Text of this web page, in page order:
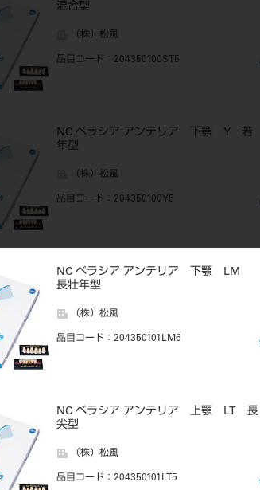
混合型
（株）松風
品目コード ：204350100ST5
NC ベラシア アンテリア 下顎 Y 若
年型
（株）松風
品目コード ：204350100Y5
NC ベラシア アンテリア 下顎 LM
長壮年型
（株）松風
品目コード ：204350101LM6
NC ベラシア アンテリア 上顎 LT 長
尖型
（株）松風
品目コード ：204350101LT5